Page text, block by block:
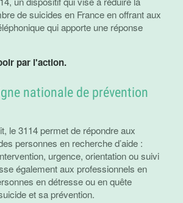
de suicides en France en offrant aux
qui apporte une réponse
par l'action.
nationale de prévention
le 3114 permet de répondre aux
personnes en recherche d’aide :
urgence, orientation ou suivi
également aux professionnels en
en détresse ou en quête
et sa prévention.